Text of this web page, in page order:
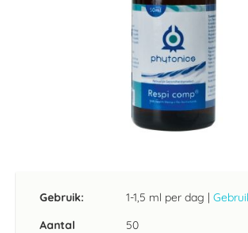
Gebruik: 1-1,5 ml per dag |
Aantal
50
begin